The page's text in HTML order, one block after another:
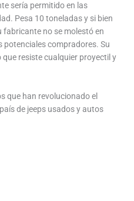
sería permitido en las
Pesa 10 toneladas y si bien
fabricante no se molestó en
compradores. Su
resiste cualquier proyectil y
que han revolucionado el
de jeeps usados y autos